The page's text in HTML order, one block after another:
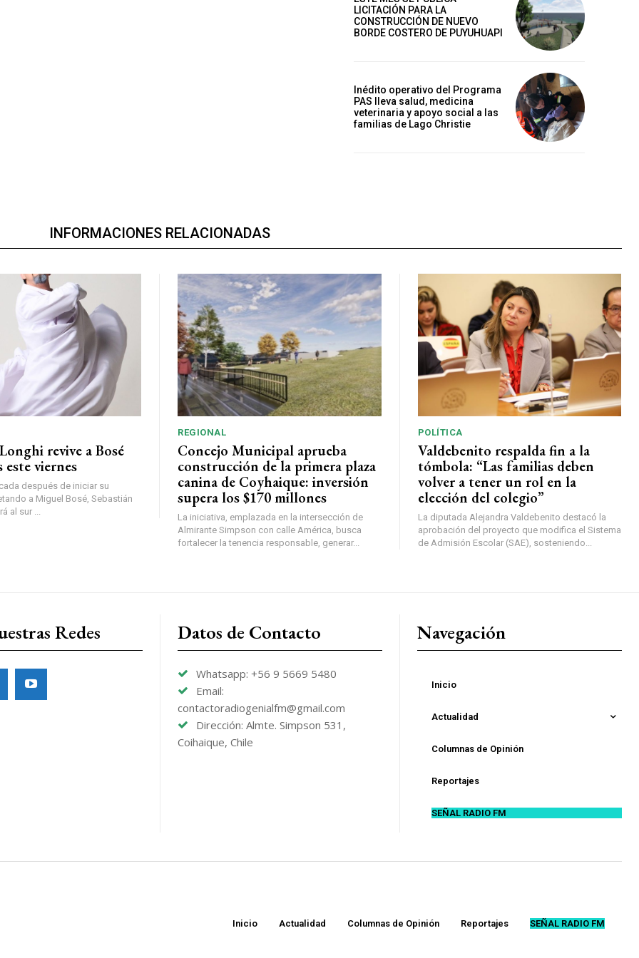
LICITACIÓN PARA LA
CONSTRUCCIÓN DE NUEVO
BORDE COSTERO DE PUYUHUAPI
Inédito operativo del Programa
PAS lleva salud, medicina
veterinaria y apoyo social a las
familias de Lago Christie
INFORMACIONES RELACIONADAS
revive a Bosé
este viernes
después de iniciar su
a Miguel Bosé, Sebastián
al sur ...
REGIONAL
Concejo Municipal aprueba
construcción de la primera plaza
canina de Coyhaique: inversión
supera los $170 millones
La iniciativa, emplazada en la intersección de
Almirante Simpson con calle América, busca
fortalecer la tenencia responsable, generar...
POLÍTICA
Valdebenito respalda fin a la
tómbola: “Las familias deben
volver a tener un rol en la
elección del colegio”
La diputada Alejandra Valdebenito destacó la
aprobación del proyecto que modifica el Sistema
de Admisión Escolar (SAE), sosteniendo...
Redes Datos de Contacto
Whatsapp: +56 9 5669 5480
Email:
contactoradiogenialfm@gmail.com
Dirección: Almte. Simpson 531,
Coihaique, Chile
Navegación
Inicio
Actualidad
Columnas de Opinión
Reportajes
SEÑAL RADIO FM
Inicio Actualidad Columnas de Opinión Reportajes SEÑAL RADIO FM